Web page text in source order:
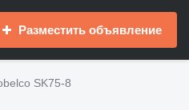
Разместить объявление
SK75-8